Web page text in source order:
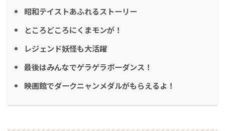
昭和テイストあふれるストーリー
ところどころにくまモンが！
レジェンド妖怪も大活躍
最後はみんなでゲラゲラポーダンス！
映画館でダークニャンメダルがもらえるよ！